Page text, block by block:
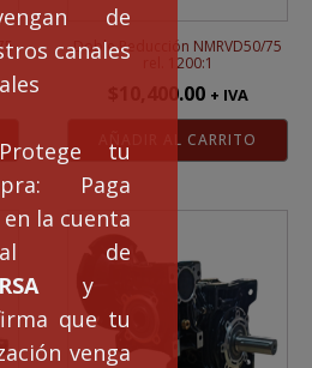
de
canales
tu
Paga
la cuenta
de
y
que tu
venga
Doble Reducción NMRVD50/75
rel. 1200:1
10,400.00 + IVA
AÑADIR AL CARRITO